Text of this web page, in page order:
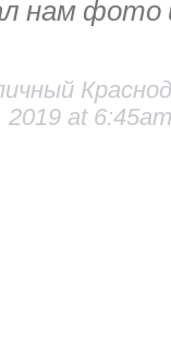
нам фото
2019 at